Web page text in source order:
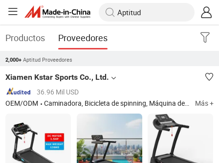
Productos Proveedores
2,000+ Aptitud Proveedores
Xiamen Kstar Sports Co., Ltd.
36.96 Mil USD
OEM/ODM
Caminadora, Bicicleta de spinning, Máquina de remo Más +